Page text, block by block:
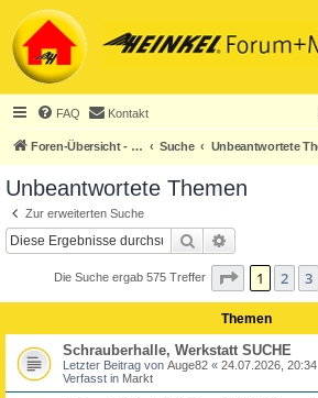
FAQ Kontakt
Foren-Übersicht - ACHTUNG! Neuregistrierung nur noch für Heinkel-Club-Mitglieder! Suche
Unbeantwortete Themen
Zur erweiterten Suche
Suche
Die Suche ergab 575 Treffer Seite 1von
1 2 3
Themen
Schrauberhalle, Werkstatt SUCHE
Letzter Beitrag von Auge82 « 24.07.2026, 20:34
Verfasst in Markt